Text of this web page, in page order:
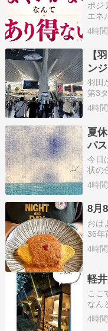
ポジ
エネ
術メ
の
ら
ッ
4時
【
ン
そ
羽田
第3
ー
実
発
く、
4時
夏
パ
今日
状の
ても
シ
す
み絵
4時
8月
おは
36年
タ系
が
コジ
4時
軽
ここ
なん
旧軽
向
4時